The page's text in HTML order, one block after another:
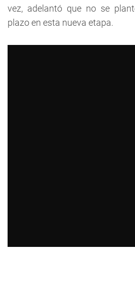
vez, adelantó que no se
plazo en esta nueva etapa.